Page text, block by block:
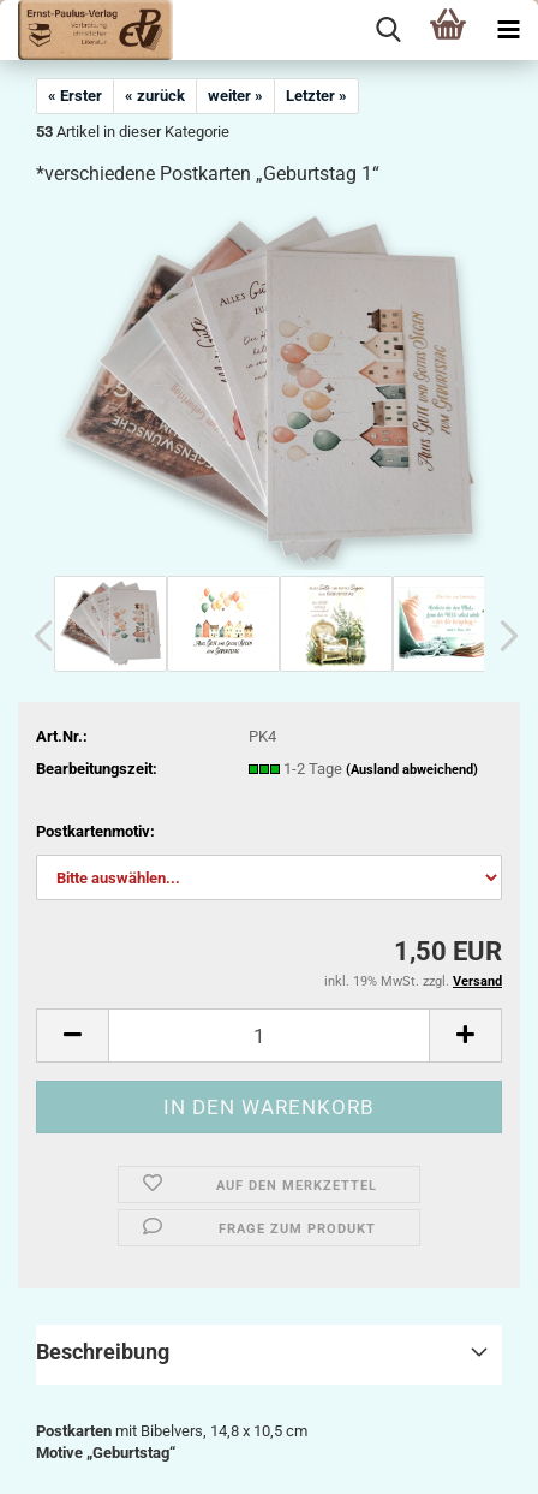
« Erster « zurück weiter »
Letzter »
53 Artikel in dieser Kategorie
*verschiedene Postkarten „Geburtstag 1“
Art.Nr.:
PK4
Bearbeitungszeit:
1-2 Tage (Ausland abweichend)
Postkartenmotiv:
1,50 EUR
inkl. 19% MwSt. zzgl. Versand
AUF DEN MERKZETTEL
FRAGE ZUM PRODUKT
Beschreibung
Postkarten mit Bibelvers, 14,8 x 10,5 cm
Motive „Geburtstag“